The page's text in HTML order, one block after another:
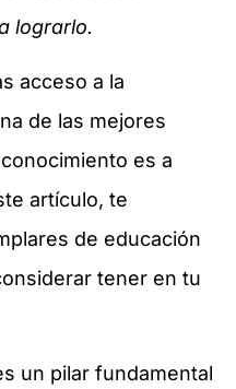
lograrlo.
acceso a la
de las mejores
es a
artículo, te
de educación
tener en tu
un pilar fundamental